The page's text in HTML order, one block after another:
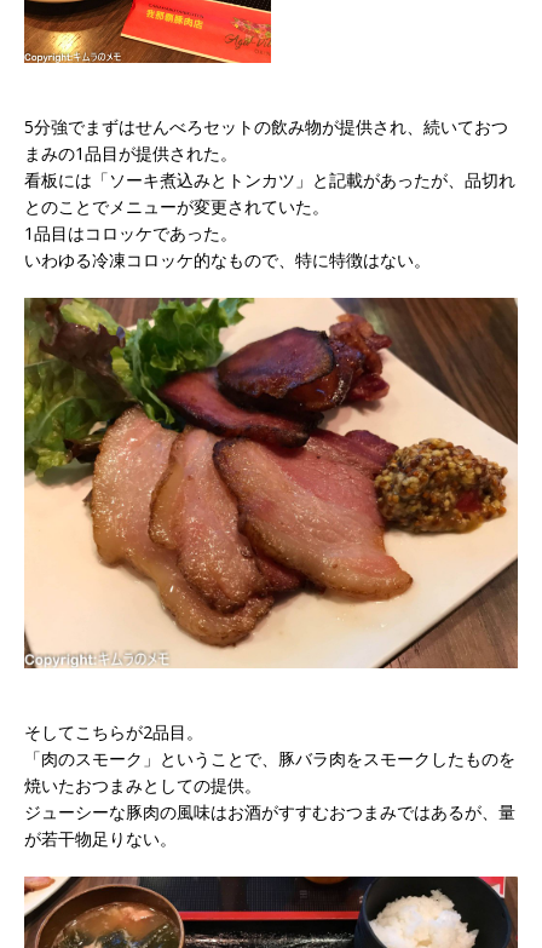
5分強でまずはせんべろセットの飲み物が提供され、続いておつ
まみの1品目が提供された。
看板には「ソーキ煮込みとトンカツ」と記載があったが、品切れ
とのことでメニューが変更されていた。
1品目はコロッケであった。
いわゆる冷凍コロッケ的なもので、特に特徴はない。
そしてこちらが2品目。
「肉のスモーク」ということで、豚バラ肉をスモークしたものを
焼いたおつまみとしての提供。
ジューシーな豚肉の風味はお酒がすすむおつまみではあるが、量
が若干物足りない。